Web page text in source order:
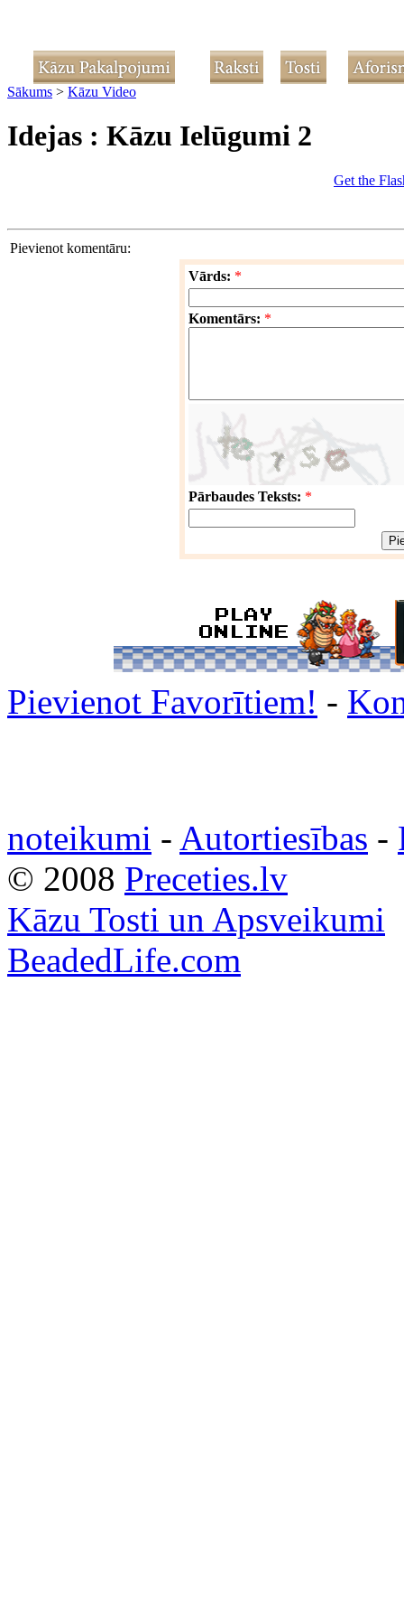
Sākums > Kāzu Video
Idejas : Kāzu Ielūgumi 2
Get the
Pievienot komentāru:
Vārds: *
Komentārs: *
Pārbaudes Teksts: *
Pievienot Favorītiem! -
noteikumi - Autortiesības -
© 2008 Preceties.lv
Kāzu Tosti un Apsveikumi
BeadedLife.com